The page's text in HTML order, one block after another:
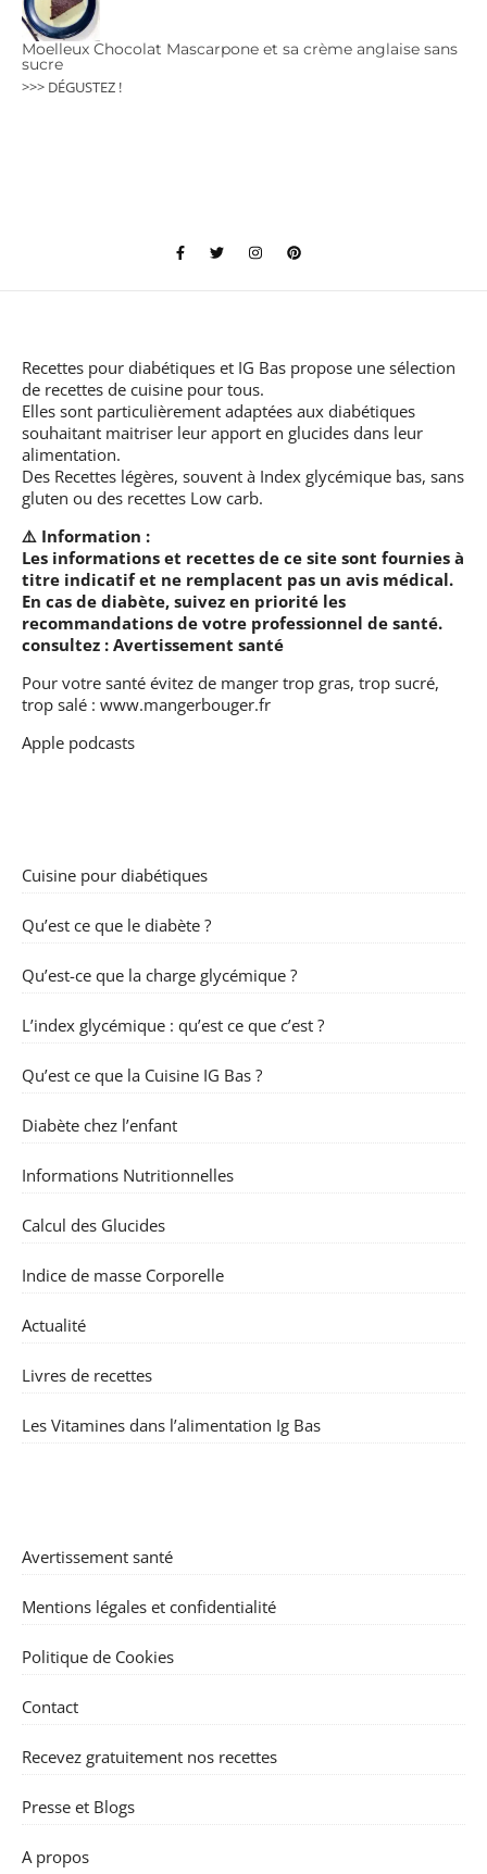
Moelleux Chocolat Mascarpone et sa crème anglaise sans
sucre
>>> DÉGUSTEZ !
Recettes pour diabétiques et IG Bas propose une sélection
de recettes de cuisine pour tous.
Elles sont particulièrement adaptées aux diabétiques
souhaitant maitriser leur apport en glucides dans leur
alimentation.
Des Recettes légères, souvent à Index glycémique bas, sans
gluten ou des recettes Low carb.
⚠️ Information :
Les informations et recettes de ce site sont fournies à
titre indicatif et ne remplacent pas un avis médical.
En cas de diabète, suivez en priorité les
recommandations de votre professionnel de santé.
consultez : Avertissement santé
Pour votre santé évitez de manger trop gras, trop sucré,
trop salé : www.mangerbouger.fr
Apple podcasts
Cuisine pour diabétiques
Qu’est ce que le diabète ?
Qu’est-ce que la charge glycémique ?
L’index glycémique : qu’est ce que c’est ?
Qu’est ce que la Cuisine IG Bas ?
Diabète chez l’enfant
Informations Nutritionnelles
Calcul des Glucides
Indice de masse Corporelle
Actualité
Livres de recettes
Les Vitamines dans l’alimentation Ig Bas
Avertissement santé
Mentions légales et confidentialité
Politique de Cookies
Contact
Recevez gratuitement nos recettes
Presse et Blogs
A propos